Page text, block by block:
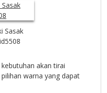
Sasak
akan tirai
warna yang dapat